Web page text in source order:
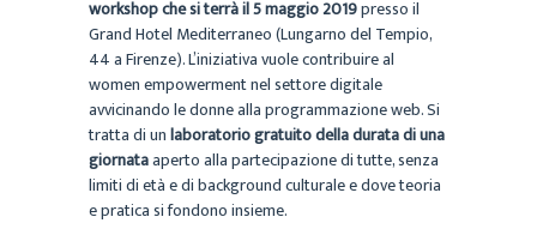
workshop che si terrà il 5 maggio 2019presso il
Grand Hotel Mediterraneo (Lungarno del Tempio,
44 a Firenze). L’iniziativa vuole contribuire al
women empowerment nel settore digitale
avvicinando le donne alla programmazione web. Si
tratta di unlaboratorio gratuito della durata di una
giornataaperto alla partecipazione di tutte, senza
limiti di età e di background culturale e dove teoria
e pratica si fondono insieme.